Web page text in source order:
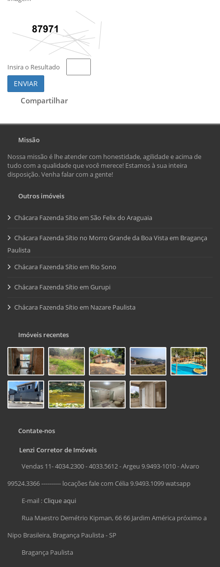
Insira o Resultado
ENVIAR
Compartilhar
Missão
Nossa missão é lhe atender com honestidade, agilidade e acima de
tudo com a qualidade que você merece! Estamos à sua inteira
disposição. Venha falar com a gente!
Outros imóveis
Chácara Fazenda Sítio em São Felix do Araguaia
Chácara Fazenda Sítio no Morro Grande da Boa Vista em Bragança
Paulista
Chácara Fazenda Sítio em Rio Sono
Chácara Fazenda Sítio em Gurupi
Chácara Fazenda Sítio em Nazare Paulista
Imóveis recentes
Contate-nos
Lenzi Corretor de Imóveis
Vendas 11- 4034.2300 - 4033.5612 - Argeu 9.9493-1010 - Alvaro
99524.3366 ---------- locações fale com Célia 9.9493.1099 watsapp
E-mail :Clique aqui
Rua Maestro Demétrio Kipman, 66 66 Jardim América próximo a
Nipo Brasileira, Bragança Paulista - SP
Bragança Paulista